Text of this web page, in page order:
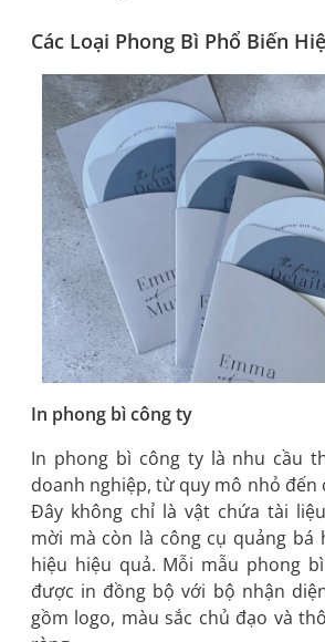
Các Loại Phong Bì Phổ Biến
In phong bì công ty
In phong bì công ty là nhu cầu
doanh nghiệp, từ quy mô nhỏ đến
Đây không chỉ là vật chứa tài
mời mà còn là công cụ quảng bá
hiệu hiệu quả. Mỗi mẫu phong
được in đồng bộ với bộ nhận
gồm logo, màu sắc chủ đạo và